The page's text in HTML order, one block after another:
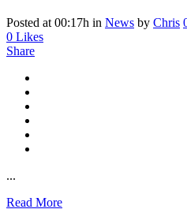
Posted at 00:17h in News by Chris
0 Likes
Share
...
Read More